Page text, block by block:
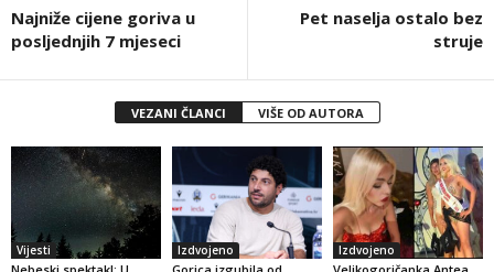
Najniže cijene goriva u
posljednjih 7 mjeseci
Pet naselja ostalo bez
struje
VEZANI ČLANCI VIŠE OD AUTORA
Vijesti
Nebeski spektakl: U
Izdvojeno
Gorica izgubila od
Izdvojeno
Velikogoričanka Antea